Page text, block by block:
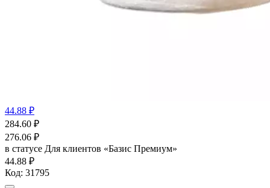
44.88 ₽
284.60 ₽
276.06 ₽
в статусе Для клиентов «Базис Премиум»
44.88 ₽
Код: 31795